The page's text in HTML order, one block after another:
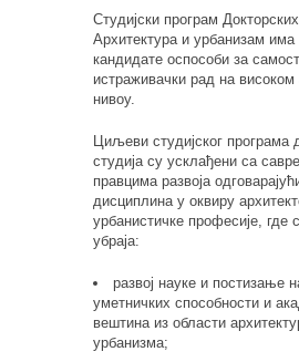
Студијски програм
Архитектура и урбанизам
кандидате оспособи за
истраживачки рад на
нивоу.
Циљеви студијског програма
студија су усклађени са
правцима развоја
дисциплина у оквиру
урбанистичке професије, где
убраја:
развој науке и постизање
уметничких способности и
вештина из области
урбанизма;